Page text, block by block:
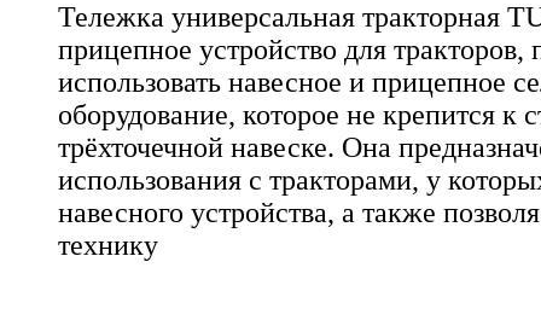
Тележка универсальная тракторная
прицепное устройство для
использовать навесное и прицепное
оборудование, которое не крепится к
трёхточечной навеске. Она
использования с тракторами, у
навесного устройства, а также
технику